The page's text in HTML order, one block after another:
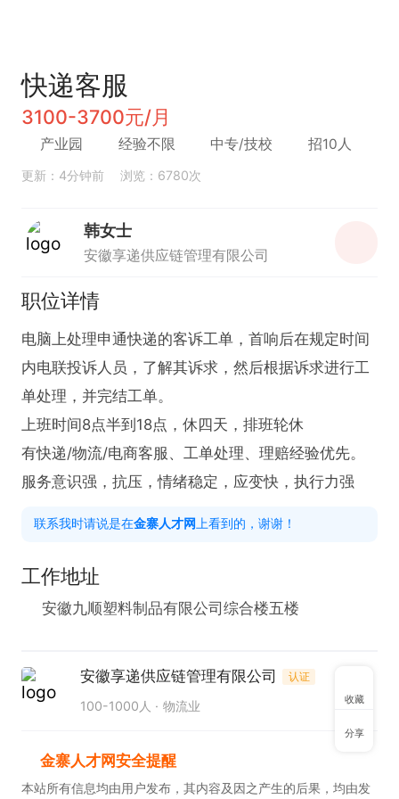
快递客服
3100-3700元/月
产业园 经验不限 中专/技校 招10人
更新：4分钟前 浏览：6780次
韩女士
安徽享递供应链管理有限公司
职位详情
电脑上处理申通快递的客诉工单，首响后在规定时间
内电联投诉人员，了解其诉求，然后根据诉求进行工
单处理，并完结工单。
上班时间8点半到18点，休四天，排班轮休
有快递/物流/电商客服、工单处理、理赔经验优先。
服务意识强，抗压，情绪稳定，应变快，执行力强
联系我时请说是在金寨人才网上看到的，谢谢！
工作地址
安徽九顺塑料制品有限公司综合楼五楼
安徽享递供应链管理有限公司 认证
100-1000人 物流业
金寨人才网安全提醒
本站所有信息均由用户发布，其内容及因之产生的后果，均由发
收藏
分享